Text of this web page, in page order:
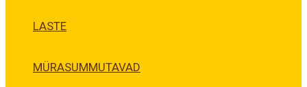
LASTE
MÜRASUMMUTAVAD